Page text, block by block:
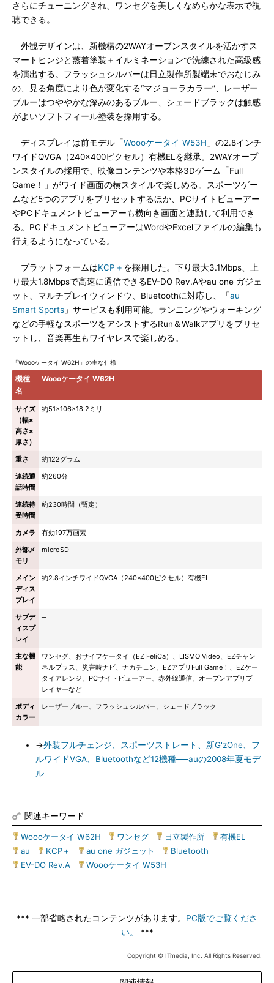
さらにチューニングされ、ワンセグを美しくなめらかな表示で視
聴できる。
外観デザインは、新機構の2WAYオープンスタイルを活かすス
マートヒンジと蒸着塗装＋イルミネーションで洗練された高級感
を演出する。フラッシュシルバーは日立製作所製端末でおなじみ
の、見る角度により色が変化する“マジョーラカラー”、レーザー
ブルーはつややかな深みのあるブルー、シェードブラックは触感
がよいソフトフィール塗装を採用する。
ディスプレイは前モデル「Woooケータイ W53H 」の2.8インチ
ワイドQVGA（240×400ピクセル）有機ELを継承。2WAYオープ
ンスタイルの採用で、映像コンテンツや本格3Dゲーム「Full
Game！」がワイド画面の横スタイルで楽しめる。スポーツゲー
ムなど5つのアプリをプリセットするほか、PCサイトビューアー
やPCドキュメントビューアーも横向き画面と連動して利用でき
る。PCドキュメントビューアーはWordやExcelファイルの編集も
行えるようになっている。
プラットフォームはKCP＋ を採用した。下り最大3.1Mbps、上
り最大1.8Mbpsで高速に通信できるEV-DO Rev.Aやau one ガジェ
ット、マルチプレイウィンドウ、Bluetoothに対応し、「au
Smart Sports 」サービスも利用可能。ランニングやウォーキング
などの手軽なスポーツをアシストするRun＆Walkアプリをプリセ
ットし、音楽再生もワイヤレスで楽しめる。
「Woooケータイ W62H」の主な仕様
機種
名
Woooケータイ W62H
サイズ
（幅×
高さ×
厚さ）
約51×106×18.2ミリ
重さ
約122グラム
連続通
話時間
約260分
連続待
受時間
約230時間（暫定）
カメラ
有効197万画素
外部メ
モリ
microSD
メイン
ディス
プレイ
約2.8インチワイドQVGA（240×400ピクセル）有機EL
サブデ
ィスプ
レイ
─
主な機
能
ワンセグ、おサイフケータイ（EZ FeliCa）、LISMO Video、EZチャン
ネルプラス、災害時ナビ、ナカチェン、EZアプリFull Game！、EZケー
タイアレンジ、PCサイトビューアー、赤外線通信、オープンアプリプ
レイヤーなど
ボディ
カラー
レーザーブルー、フラッシュシルバー、シェードブラック
→外装フルチェンジ、スポーツストレート、新G'zOne、フ
ルワイドVGA、Bluetoothなど12機種──auの2008年夏モデ
ル
関連キーワード
Woooケータイ W62H ワンセグ 日立製作所 有機EL
au
KCP＋ au one ガジェット Bluetooth
EV-DO Rev.A
Woooケータイ W53H
*** 一部省略されたコンテンツがあります。 PC版でご覧くださ
い。
***
Copyright © ITmedia, Inc. All Rights Reserved.